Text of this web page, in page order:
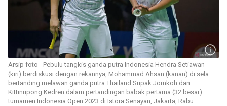
Arsip foto - Pebulu tangkis ganda putra Indonesia Hendra Setiawan
(kiri) berdiskusi dengan rekannya, Mohammad Ahsan (kanan) di sela
bertanding melawan ganda putra Thailand Supak Jomkoh dan
Kittinupong Kedren dalam pertandingan babak pertama (32 besar)
turnamen Indonesia Open 2023 di Istora Senayan, Jakarta, Rabu